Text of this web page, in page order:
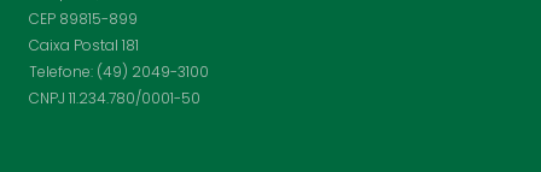
CEP 89815-899
Caixa Postal 181
Telefone: (49) 2049-3100
CNPJ 11.234.780/0001-50